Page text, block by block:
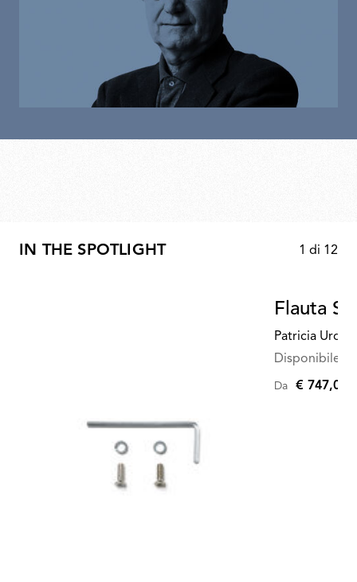
IN THE SPOTLIGHT 1 di 12
Flauta
Patricia
Disponibile
Da € 747,00